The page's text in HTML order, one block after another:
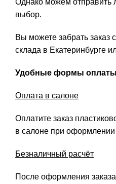
выбор.
Вы можете забрать заказ
склада в Екатеринбурге
Удобные формы
Оплата в салоне
Оплатите заказ
в салоне при оформлении
Безналичный расчёт
После оформления